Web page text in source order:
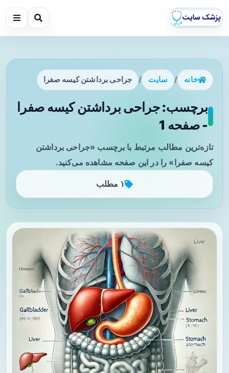
خانه / سایت / جراحی برداشتن کیسه صفرا
برچسب: جراحی برداشتن کیسه صفرا
- صفحه 1
تازه‌ترین مطالب مرتبط با برچسب «جراحی برداشتن
کیسه صفرا» را در این صفحه مشاهده می‌کنید.
۱ مطلب